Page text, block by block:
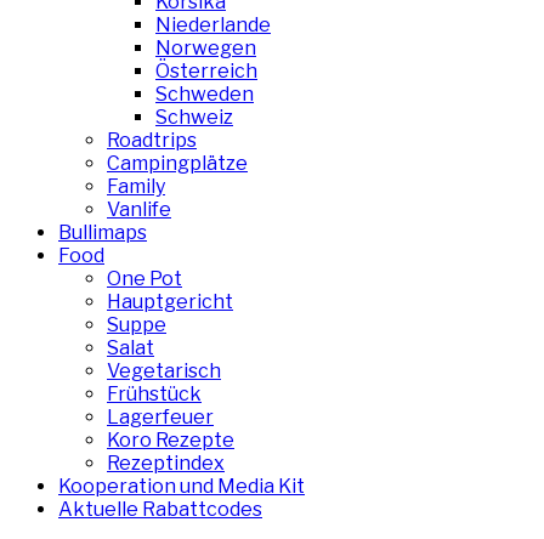
Niederlande
Norwegen
Österreich
Schweden
Schweiz
Roadtrips
Campingplätze
Family
Vanlife
Bullimaps
Food
One Pot
Hauptgericht
Suppe
Salat
Vegetarisch
Frühstück
Lagerfeuer
Koro Rezepte
Rezeptindex
Kooperation und Media Kit
Aktuelle Rabattcodes